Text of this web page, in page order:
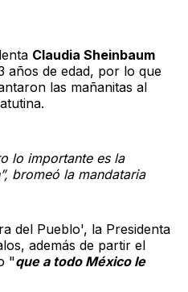
Claudia Sheinbaum
años de edad, por lo que
las mañanitas al
lo importante es la
bromeó la mandataria
del Pueblo', la Presidenta
además de partir el
"que a todo México le